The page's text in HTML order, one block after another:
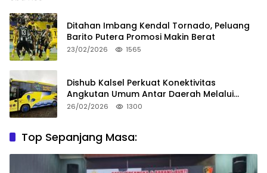
Ditahan Imbang Kendal Tornado, Peluang
Barito Putera Promosi Makin Berat
23/02/2026 1565
Dishub Kalsel Perkuat Konektivitas
Angkutan Umum Antar Daerah Melalui
Integritas
26/02/2026 1300
Top Sepanjang Masa: